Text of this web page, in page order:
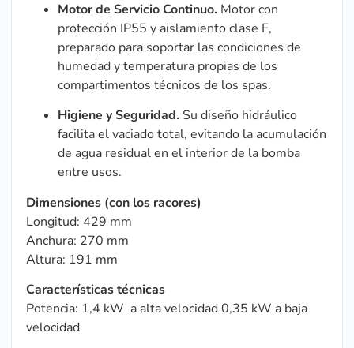
Motor de Servicio Continuo. Motor con
protección IP55 y aislamiento clase F,
preparado para soportar las condiciones de
humedad y temperatura propias de los
compartimentos técnicos de los spas.
Higiene y Seguridad. Su diseño hidráulico
facilita el vaciado total, evitando la acumulación
de agua residual en el interior de la bomba
entre usos.
Dimensiones (con los racores)
Longitud: 429 mm
Anchura: 270 mm
Altura: 191 mm
Características técnicas
Potencia: 1,4 kW a alta velocidad 0,35 kW a baja
velocidad